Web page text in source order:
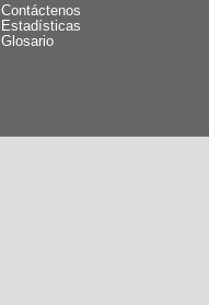
Contáctenos
Estadísticas
Glosario